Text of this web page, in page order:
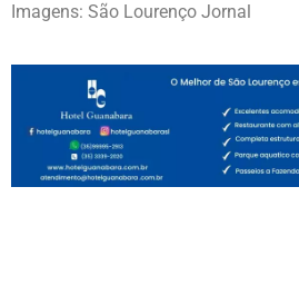
Imagens: São Lourenço Jornal